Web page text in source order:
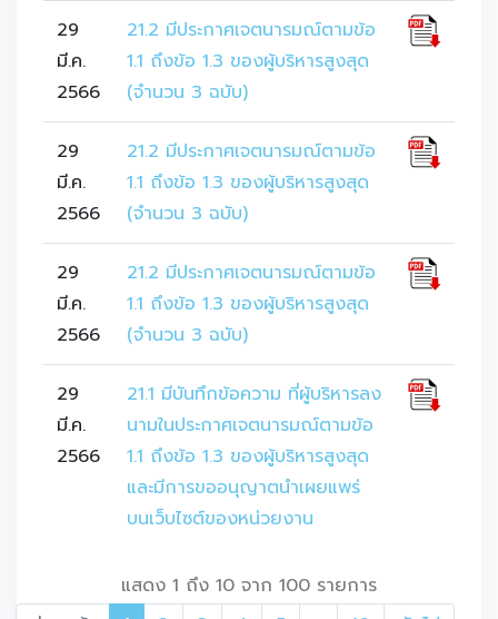
29
มี.ค.
2566
21.2 มีประกาศเจตนารมณ์ตามข้อ
1.1 ถึงข้อ 1.3 ของผู้บริหารสูงสุด
(จำนวน 3 ฉบับ)
29
มี.ค.
2566
21.2 มีประกาศเจตนารมณ์ตามข้อ
1.1 ถึงข้อ 1.3 ของผู้บริหารสูงสุด
(จำนวน 3 ฉบับ)
29
มี.ค.
2566
21.2 มีประกาศเจตนารมณ์ตามข้อ
1.1 ถึงข้อ 1.3 ของผู้บริหารสูงสุด
(จำนวน 3 ฉบับ)
29
มี.ค.
2566
21.1 มีบันทึกข้อความ ที่ผู้บริหารลง
นามในประกาศเจตนารมณ์ตามข้อ
1.1 ถึงข้อ 1.3 ของผู้บริหารสูงสุด
และมีการขออนุญาตนำเผยแพร่
บนเว็บไซต์ของหน่วยงาน
แสดง 1 ถึง 10 จาก 100 รายการ